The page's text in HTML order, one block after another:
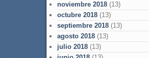
noviembre 2018(13)
octubre 2018(13)
septiembre 2018(13)
agosto 2018(13)
julio 2018(13)